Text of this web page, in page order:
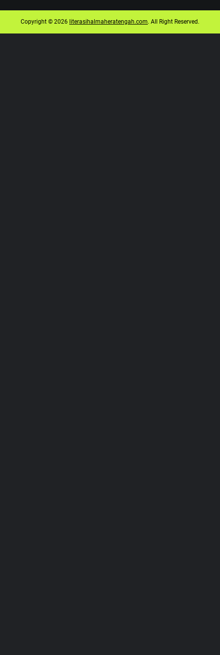
Copyright © 2026 literasihalmaheratengah.com. All Right Reserved.